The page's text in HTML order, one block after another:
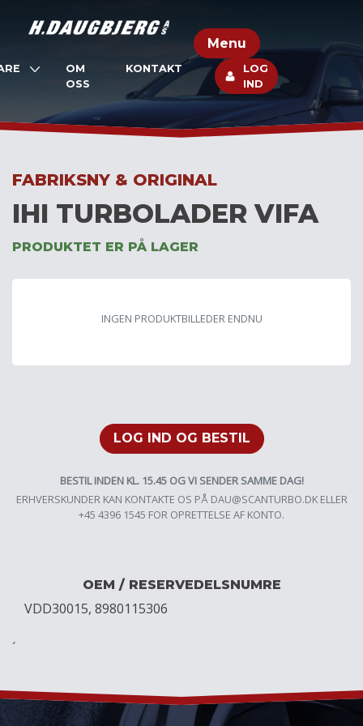
Menu
OM
OSS
KONTAKT
LOG
IND
FABRIKSNY & ORIGINAL
IHI TURBOLADER VIFA
PRODUKTET ER PÅ LAGER
INGEN PRODUKTBILLEDER ENDNU
LOG IND OG BESTIL
BESTIL INDEN KL. 15.45 OG VI SENDER SAMME DAG!
ERHVERSKUNDER KAN KONTAKTE OS PÅ DAU@SCANTURBO.DKELLER
+45 4396 1545 FOR OPRETTELSE AF KONTO.
OEM / RESERVEDELSNUMRE
VDD30015, 8980115306
´